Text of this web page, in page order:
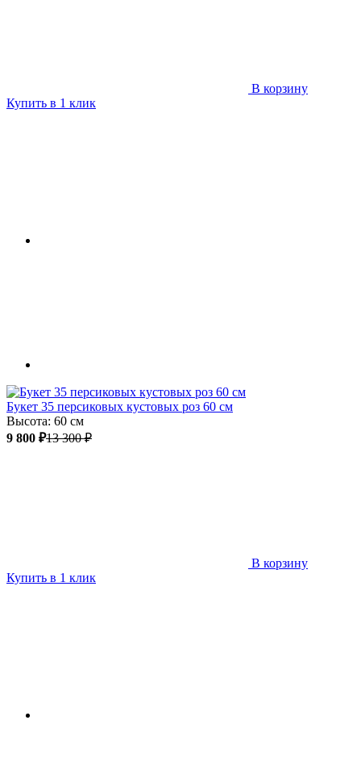
В корзину
Купить в 1 клик
Букет 35 персиковых кустовых роз 60 см
Высота: 60 см
9 800 ₽13 300 ₽
В корзину
Купить в 1 клик